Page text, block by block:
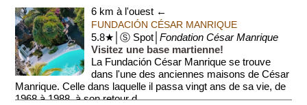
6 km à l'ouest ←
FUNDACIÓN CÉSAR MANRIQUE
5.8★│Ⓢ Spot│Fondation César Manrique
Visitez une base martienne!
La Fundación César Manrique se trouve
dans l'une des anciennes maisons de César
Manrique. Celle dans laquelle il passa vingt ans de sa vie, de
1968 à 1988, à son retour d...